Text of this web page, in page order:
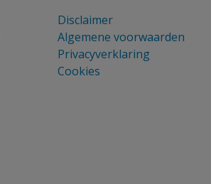
Disclaimer
Algemene voorwaarden
Privacyverklaring
Cookies